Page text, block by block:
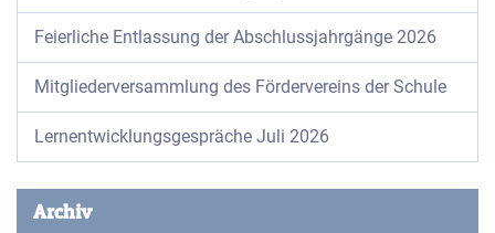
Feierliche Entlassung der Abschlussjahrgänge 2026
Mitgliederversammlung des Fördervereins der Schule
Lernentwicklungsgespräche Juli 2026
Archiv